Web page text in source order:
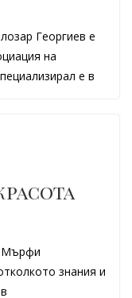
Георгиев е
на
е в
Мърфи
знания и